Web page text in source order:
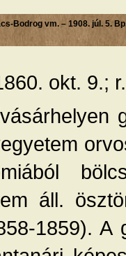
Bodrog vm. – 1908. júl. 5.
okt. 9.;
áll.
1859).